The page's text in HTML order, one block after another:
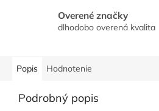
Overené značky
dlhodobo overená kvalita
Popis Hodnotenie
Podrobný popis